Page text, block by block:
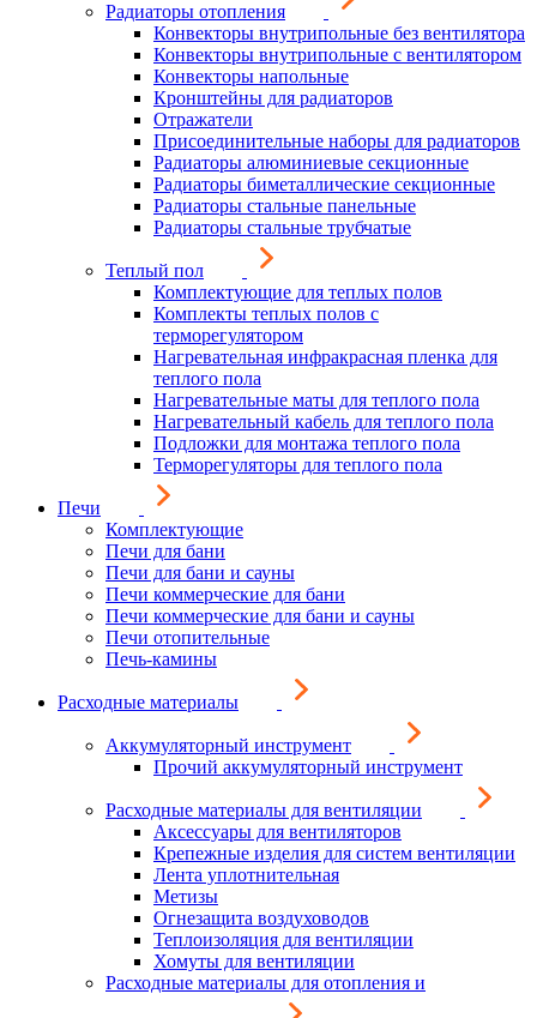
Радиаторы отопления
Конвекторы внутрипольные без вентилятора
Конвекторы внутрипольные с вентилятором
Конвекторы напольные
Кронштейны для радиаторов
Отражатели
Присоединительные наборы для радиаторов
Радиаторы алюминиевые секционные
Радиаторы биметаллические секционные
Радиаторы стальные панельные
Радиаторы стальные трубчатые
Теплый пол
Комплектующие для теплых полов
Комплекты теплых полов с
терморегулятором
Нагревательная инфракрасная пленка для
теплого пола
Нагревательные маты для теплого пола
Нагревательный кабель для теплого пола
Подложки для монтажа теплого пола
Терморегуляторы для теплого пола
Печи
Комплектующие
Печи для бани
Печи для бани и сауны
Печи коммерческие для бани
Печи коммерческие для бани и сауны
Печи отопительные
Печь-камины
Расходные материалы
Аккумуляторный инструмент
Прочий аккумуляторный инструмент
Расходные материалы для вентиляции
Аксессуары для вентиляторов
Крепежные изделия для систем вентиляции
Лента уплотнительная
Метизы
Огнезащита воздуховодов
Теплоизоляция для вентиляции
Хомуты для вентиляции
Расходные материалы для отопления и